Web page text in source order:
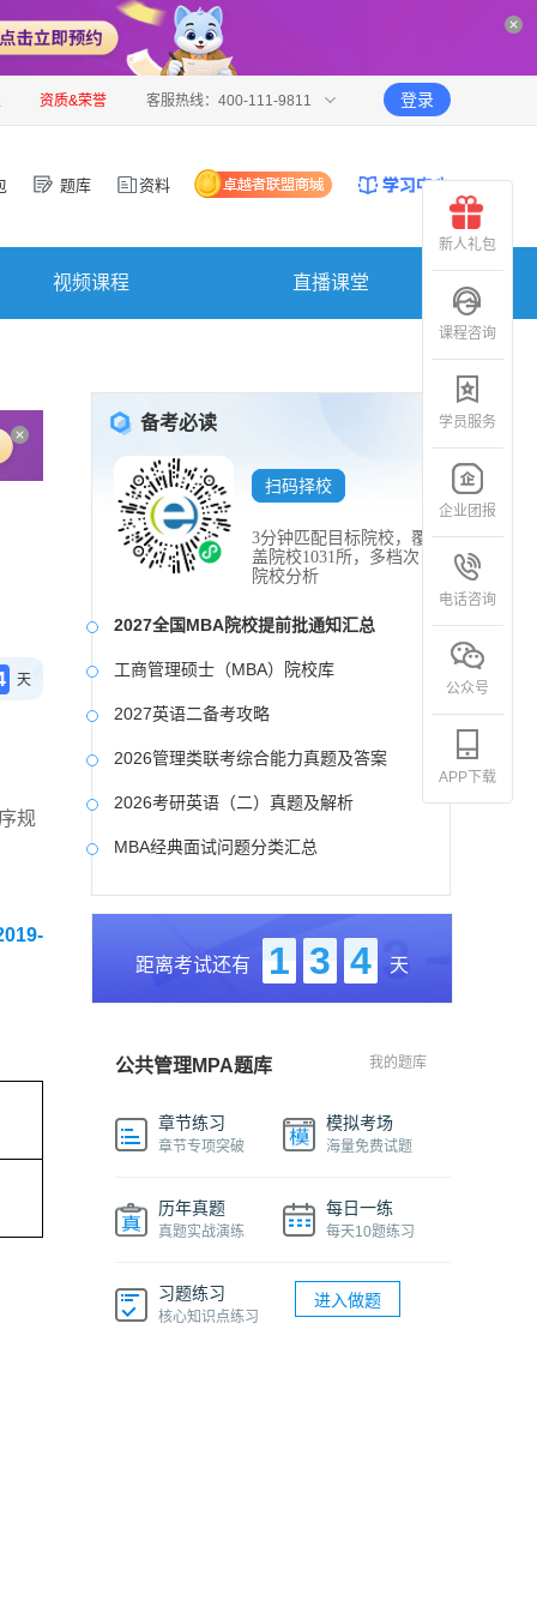
资质&荣誉 客服热线：400-111-9811 登录
题库 资料
视频课程 直播课堂
天
规
备考必读
扫码择校
3分钟匹配目标院校，覆
盖院校1031所，多档次
院校分析
2027全国MBA院校提前批通知汇总
工商管理硕士（MBA）院校库
2027英语二备考攻略
2026管理类联考综合能力真题及答案
2026考研英语（二）真题及解析
MBA经典面试问题分类汇总
2017-2025近九年各科真题及详细解析
考研英语（二）试题库
2027写作备考攻略
距离考试还有 1 3 4 天
公共管理MPA题库 我的题库
章节练习
章节专项突破
模拟考场
海量免费试题
历年真题
真题实战演练
每日一练
每天10题练习
习题练习
核心知识点练习
进入做题
新人礼包
课程咨询
学员服务
企业团报
电话咨询
公众号
APP下载